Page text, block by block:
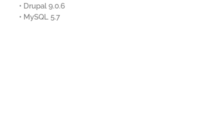
• Drupal 9.0.6
• MySQL 5.7